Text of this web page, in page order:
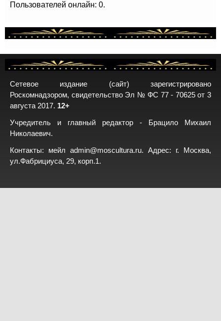
Пользователей онлайн: 0.
Сетевое издание (сайт) зарегистрировано
Роскомнадзором, свидетельство Эл № ФС 77 - 70625 от 3
августа 2017. 12+
Учредитель и главный редактор - Брацило Михаил
Николаевич.
Контакты: мейл admin@moscultura.ru. Адрес: г. Москва,
ул.Фабрициуса, 29, корп.1.